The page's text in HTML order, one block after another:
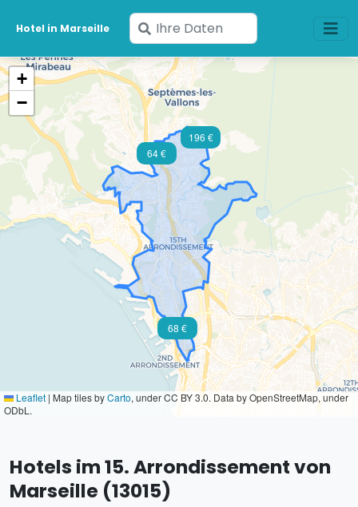
Hotel in Marseille
Geben
Sie
Ihre
Daten
ein
64 €
68 €
196 €
+
−
Leaflet | Map tiles byCarto, under CC BY 3.0. Data by OpenStreetMap, under
ODbL.
Hotels im 15. Arrondissement von
Marseille (13015)